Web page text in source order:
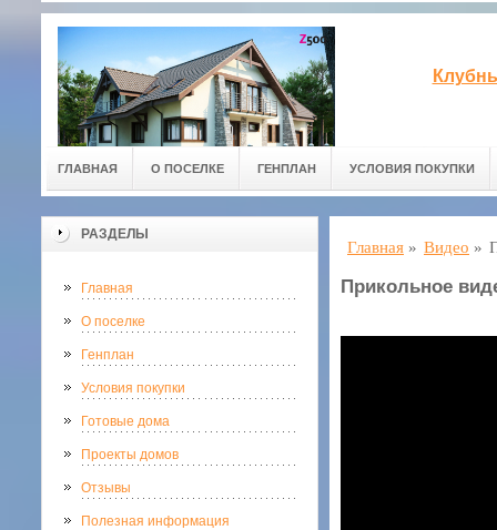
ГЛАВНАЯ О ПОСЕЛКЕ ГЕНПЛАН УСЛОВИЯ ПОКУПКИ
РАЗДЕЛЫ
Главная
О поселке
Генплан
Условия покупки
Готовые дома
Проекты домов
Отзывы
Полезная информация
Главная » Видео »
Прикольное